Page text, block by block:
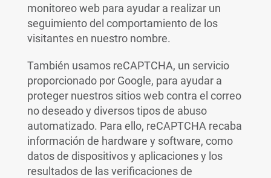
monitoreo web para ayudar a realizar un
seguimiento del comportamiento de los
visitantes en nuestro nombre.
También usamos reCAPTCHA, un servicio
proporcionado por Google, para ayudar a
proteger nuestros sitios web contra el correo
no deseado y diversos tipos de abuso
automatizado. Para ello, reCAPTCHA recaba
información de hardware y software, como
datos de dispositivos y aplicaciones y los
resultados de las verificaciones de